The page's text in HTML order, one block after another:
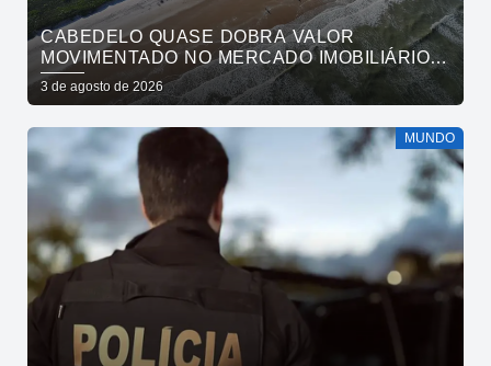
CABEDELO QUASE DOBRA VALOR
MOVIMENTADO NO MERCADO IMOBILIÁRIO
EM UM ANO
3 de agosto de 2026
MUNDO